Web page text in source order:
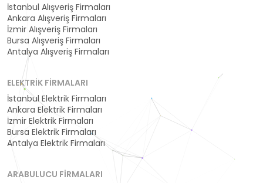
İstanbul Alışveriş Firmaları
Ankara Alışveriş Firmaları
İzmir Alışveriş Firmaları
Bursa Alışveriş Firmaları
Antalya Alışveriş Firmaları
ELEKTRIK FIRMALARI
İstanbul Elektrik Firmaları
Ankara Elektrik Firmaları
İzmir Elektrik Firmaları
Bursa Elektrik Firmaları
Antalya Elektrik Firmaları
ARABULUCU FIRMALARI